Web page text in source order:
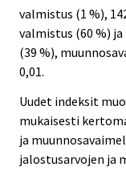
valmistus (1 %),
valmistus (60 %)
(39 %),
0,01.
Uudet indeksit
mukaisesti
ja
jalostusarvojen ja